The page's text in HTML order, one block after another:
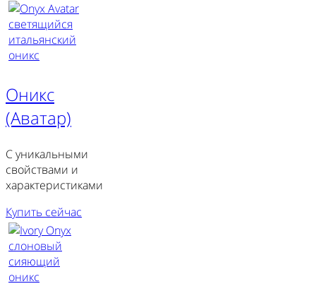
Оникс
(Аватар)
С уникальными
свойствами и
характеристиками
Купить сейчас